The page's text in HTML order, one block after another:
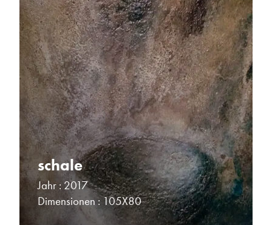
schale
Jahr : 2017
Dimensionen : 105X80